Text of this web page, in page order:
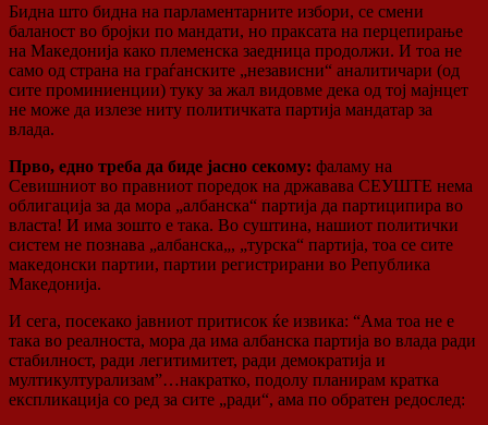
Бидна што бидна на парламентарните избори, се смени
баланост во бројки по мандати, но праксата на перцепирање
на Македонија како племенска заедница продолжи. И тоа не
само од страна на граѓанските „независни“ аналитичари (од
сите проминиенции) туку за жал видовме дека од тој мајнцет
не може да излезе ниту политичката партија мандатар за
влада.
Прво, едно треба да биде јасно секому: фаламу на
Севишниот во правниот поредок на државава СЕУШТЕ нема
облигација за да мора „албанска“ партија да партиципира во
власта! И има зошто е така. Во суштина, нашиот политички
систем не познава „албанска„, „турска“ партија, тоа се сите
македонски партии, партии регистрирани во Република
Македонија.
И сега, посекако јавниот притисок ќе извика: “Ама тоа не е
така во реалноста, мора да има албанска партија во влада ради
стабилност, ради легитимитет, ради демократија и
мултикултурализам”…накратко, подолу планирам кратка
експликација со ред за сите „ради“, ама по обратен редослед: